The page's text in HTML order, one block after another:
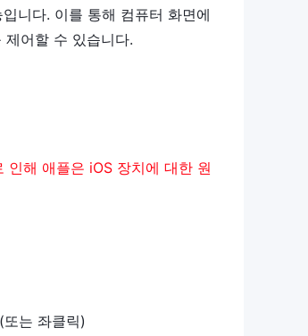
니다. 이를 통해 컴퓨터 화면에
어할 수 있습니다.
해 애플은 iOS 장치에 대한 원
는 좌클릭)